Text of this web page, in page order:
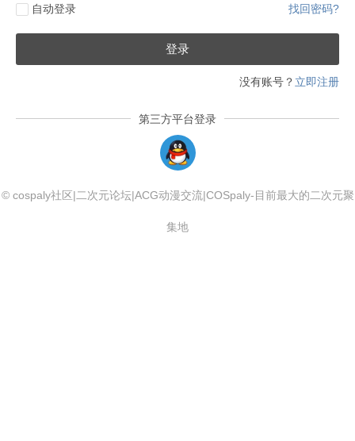
自动登录 找回密码?
登录
没有账号？ 立即注册
第三方平台登录
© cospaly社区|二次元论坛|ACG动漫交流|COSpaly-目前最大的二次元聚
集地